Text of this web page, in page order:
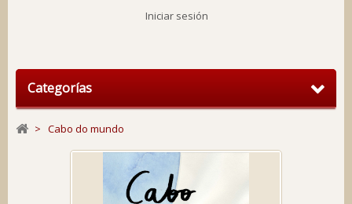
Categorías
Iniciar sesión
> Cabo do mundo